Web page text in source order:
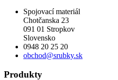
Spojovací materiál
Chotčanska 23
091 01 Stropkov
Slovensko
0948 20 25 20
obchod@srubky.sk
Produkty